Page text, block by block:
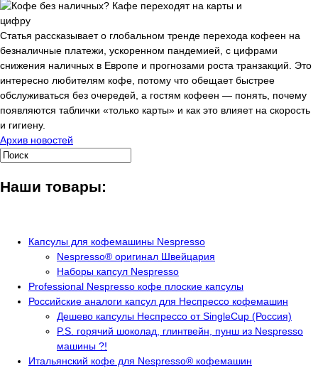
Статья рассказывает о глобальном тренде перехода кофеен на
безналичные платежи, ускоренном пандемией, с цифрами
снижения наличных в Европе и прогнозами роста транзакций. Это
интересно любителям кофе, потому что обещает быстрее
обслуживаться без очередей, а гостям кофеен — понять, почему
появляются таблички «только карты» и как это влияет на скорость
и гигиену.
Архив новостей
Наши товары:
Капсулы для кофемашины Nespresso
Nespresso® оригинал Швейцария
Наборы капсул Nespresso
Professional Nespresso кофе плоские капсулы
Российские аналоги капсул для Неспрессо кофемашин
Дешево капсулы Неспрессо от SingleCup (Россия)
P.S. горячий шоколад, глинтвейн, пунш из Nespresso
машины ?!
Итальянский кофе для Nespresso® кофемашин